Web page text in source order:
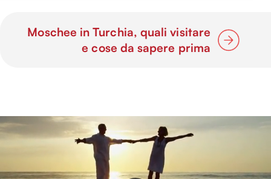
Moschee in Turchia, quali visitare
e cose da sapere prima